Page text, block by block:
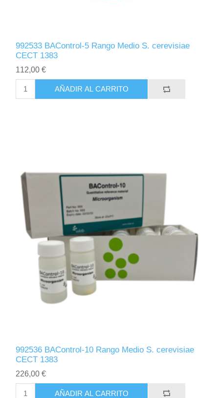
992533 BAControl-5 Rango Medio S. cerevisiae
CECT 1383
112,00 €
AÑADIR AL CARRITO
992536 BAControl-10 Rango Medio S. cerevisiae
CECT 1383
226,00 €
AÑADIR AL CARRITO